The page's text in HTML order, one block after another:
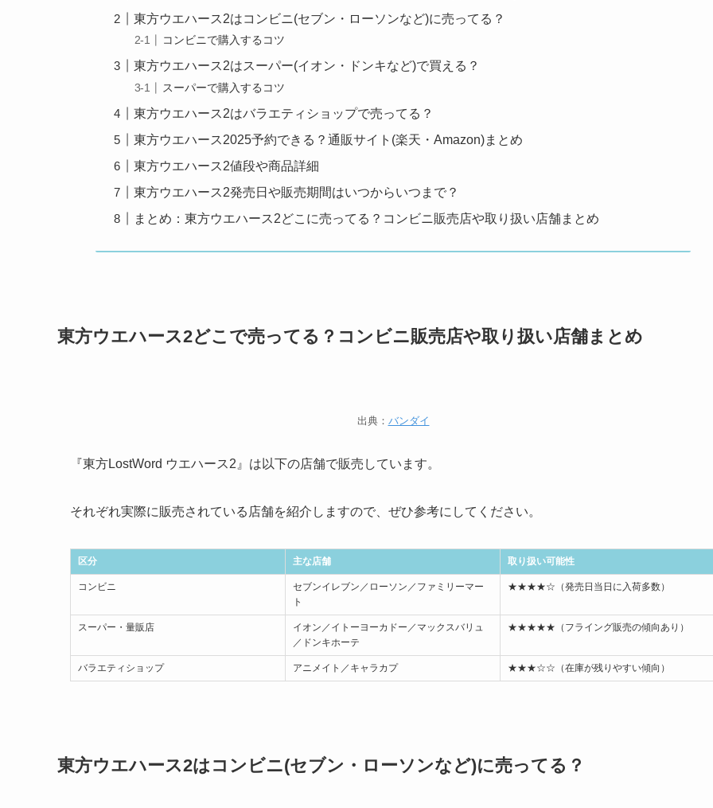
東方ウエハース2はコンビニ(セブン・ローソンなど)に売ってる？
コンビニで購入するコツ
東方ウエハース2はスーパー(イオン・ドンキなど)で買える？
スーパーで購入するコツ
東方ウエハース2はバラエティショップで売ってる？
東方ウエハース2025予約できる？通販サイト(楽天・Amazon)まとめ
東方ウエハース2値段や商品詳細
東方ウエハース2発売日や販売期間はいつからいつまで？
まとめ：東方ウエハース2どこに売ってる？コンビニ販売店や取り扱い店舗まとめ
東方ウエハース2どこで売ってる？コンビニ販売店や取り扱い店舗まとめ
出典： バンダイ
『東方LostWord ウエハース2』は以下の店舗で販売しています。
それぞれ実際に販売されている店舗を紹介しますので、ぜひ参考にしてください。
区分 主な店舗 取り扱い可能性
コンビニ
セブンイレブン／ローソン／ファミリーマー
ト
★★★★☆（発売日当日に入荷多数）
スーパー・量販店
イオン／イトーヨーカドー／マックスバリュ
／ドンキホーテ
★★★★★（フライング販売の傾向あり）
バラエティショップ アニメイト／キャラカプ ★★★☆☆（在庫が残りやすい傾向）
東方ウエハース2はコンビニ(セブン・ローソンなど)に売ってる？